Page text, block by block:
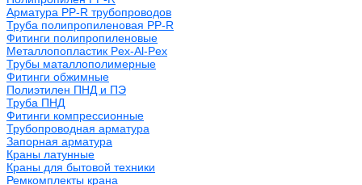
Арматура PP-R трубопроводов
Труба полипропиленовая PP-R
Фитинги полипропиленовые
Металлопопластик Pex-Al-Pex
Трубы маталлополимерные
Фитинги обжимные
Полиэтилен ПНД и ПЭ
Труба ПНД
Фитинги компрессионные
Трубопроводная арматура
Запорная арматура
Краны латунные
Краны для бытовой техники
Ремкомплекты крана